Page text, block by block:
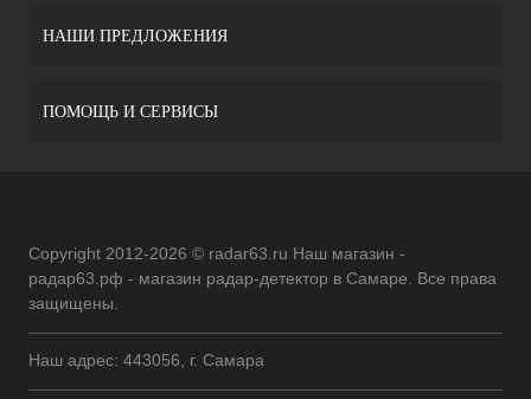
НАШИ ПРЕДЛОЖЕНИЯ
ПОМОЩЬ И СЕРВИСЫ
Copyright 2012-2026 © radar63.ru Наш магазин -
радар63.рф - магазин радар-детектор в Самаре. Все права
защищены.
Наш адрес: 443056, г. Самара